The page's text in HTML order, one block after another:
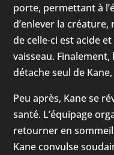
porte, permettant à
d’enlever la
de celle-ci est acide
vaisseau.
détache seul de
Peu après, Kane se
santé. L’équipage
retourner en sommeil
Kane convulse